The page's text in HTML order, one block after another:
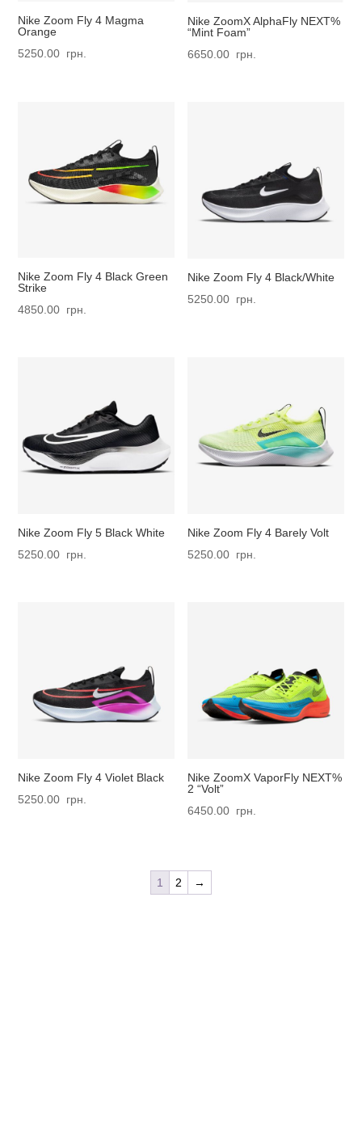
Nike Zoom Fly 4 Magma
Orange
5250.00 грн.
Nike ZoomX AlphaFly NEXT%
“Mint Foam”
6650.00 грн.
Nike Zoom Fly 4 Black Green
Strike
4850.00 грн.
Nike Zoom Fly 4 Black/White
5250.00 грн.
Nike Zoom Fly 5 Black White
5250.00 грн.
Nike Zoom Fly 4 Barely Volt
5250.00 грн.
Nike Zoom Fly 4 Violet Black
5250.00 грн.
Nike ZoomX VaporFly NEXT%
2 “Volt”
6450.00 грн.
1 2 →